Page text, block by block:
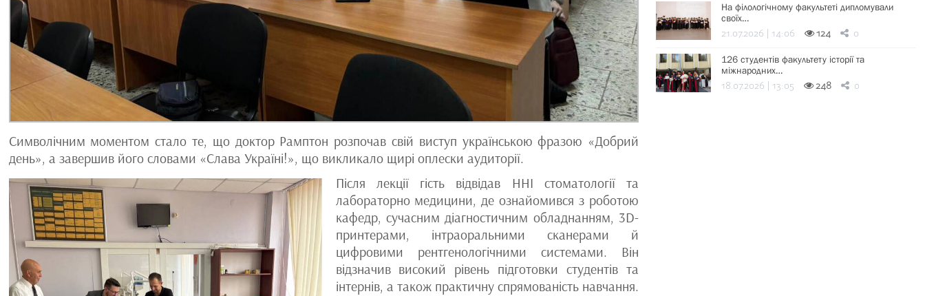
Символічним моментом стало те, що доктор Рамптон розпочав свій виступ українською фразою «Добрий
день», а завершив його словами «Слава Україні!», що викликало щирі оплески аудиторії.
Після лекції гість відвідав ННІ стоматології та
лабораторно медицини, де ознайомився з роботою
кафедр, сучасним діагностичним обладнанням, 3D-
принтерами, інтраоральними сканерами й
цифровими рентгенологічними системами. Він
відзначив високий рівень підготовки студентів та
інтернів, а також практичну спрямованість навчання.
На філологічному факультеті дипломували
своїх…
21.07.2026 | 14:06 124 0
126 студентів факультету історії та
міжнародних…
18.07.2026 | 13:05 248 0